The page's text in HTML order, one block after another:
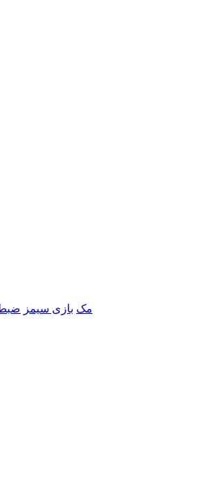
برنامه‌های Adobe مک بازی سیمز